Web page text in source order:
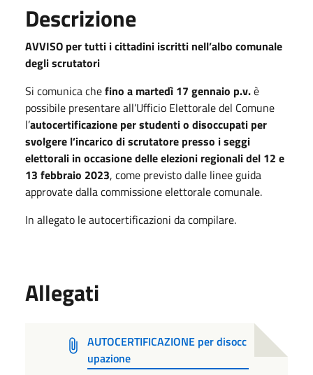
Descrizione
AVVISO per tutti i cittadini iscritti nell’albo comunale
degli scrutatori
Si comunica chefino a martedì 17 gennaio p.v.è
possibile presentare all’Ufficio Elettorale del Comune
l’autocertificazione per studenti o disoccupati per
svolgere l’incarico di scrutatore presso i seggi
elettorali in occasione delle elezioni regionali del 12 e
13 febbraio 2023, come previsto dalle linee guida
approvate dalla commissione elettorale comunale.
In allegato le autocertificazioni da compilare.
Allegati
AUTOCERTIFICAZIONE per disocc
upazione